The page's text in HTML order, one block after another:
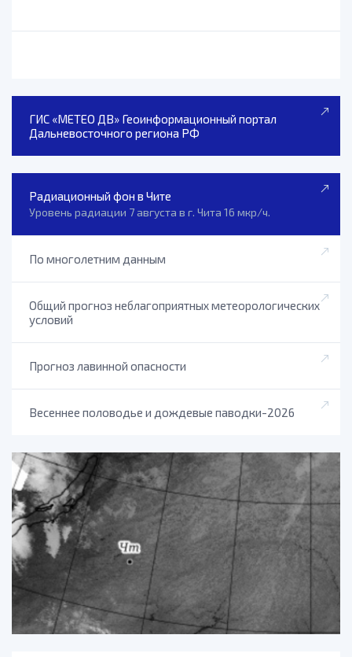
ГИС «МЕТЕО ДВ» Геоинформационный портал
Дальневосточного региона РФ
Радиационный фон в Чите
Уровень радиации 7 августа в г. Чита 16 мкр/ч.
По многолетним данным
Общий прогноз неблагоприятных метеорологических
условий
Прогноз лавинной опасности
Весеннее половодье и дождевые паводки-2026